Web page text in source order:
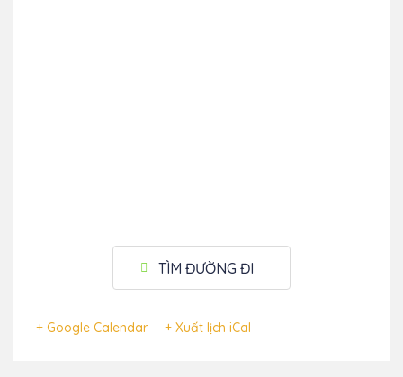
TÌM ĐƯỜNG ĐI
+ Google Calendar + Xuất lịch iCal